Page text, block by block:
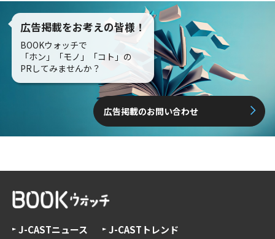
広告掲載をお考えの皆様！
BOOKウォッチで
「ホン」「モノ」「コト」の
PRしてみませんか？
広告掲載のお問い合わせ
J-CASTニュース
J-CASTトレンド